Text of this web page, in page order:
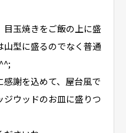
玉焼きをご飯の上に盛
山型に盛るのでなく普通
謝を込めて、屋台風で
ジウッドのお皿に盛りつ